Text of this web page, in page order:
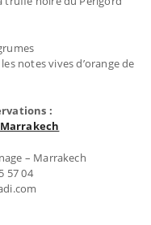
notes vives d’orange de
:
– Marrakech
57 04